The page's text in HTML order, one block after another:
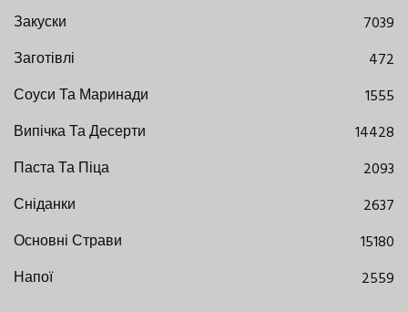
Закуски
7039
Заготівлі
472
Соуси Та Маринади
1555
Випічка Та Десерти
14428
Паста Та Піца
2093
Сніданки
2637
Основні Страви
15180
Напої
2559